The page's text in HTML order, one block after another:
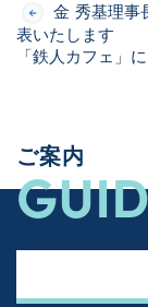
金 秀基理事
表いたします
「鉄人カフェ」
ご案内